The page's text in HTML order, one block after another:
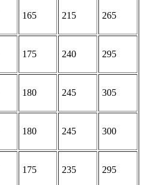
165 215 265
175 240 295
180 245 305
180 245 300
175 235 295